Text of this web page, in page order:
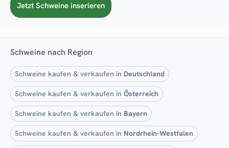
Jetzt Schweine inserieren
Schweine nach Region
Schweine kaufen & verkaufen in Deutschland
Schweine kaufen & verkaufen in Österreich
Schweine kaufen & verkaufen in Bayern
Schweine kaufen & verkaufen in Nordrhein-Westfalen